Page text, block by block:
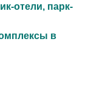
отели, парк-
в